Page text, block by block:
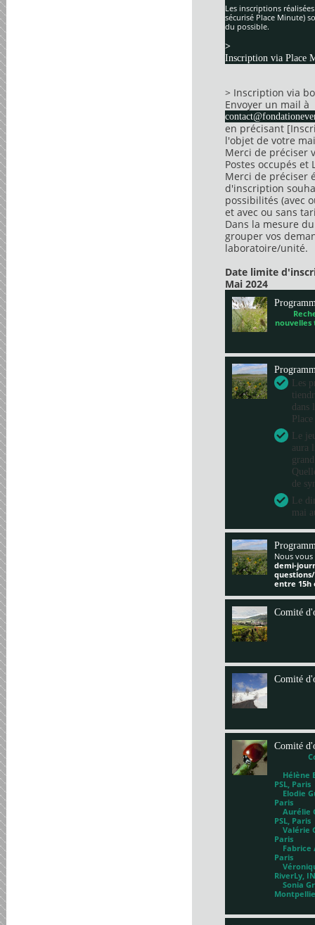
Les inscriptions
sécurisé Place Minute)
du possible.
>
Inscription via Place
> Inscription via
Envoyer un mail à
en précisant
l'objet de votre
Merci de préciser
Postes occupés et
Merci de préciser
d'inscription
possibilités (avec
et avec ou sans
Dans la mesure
grouper vos
laboratoire/unité.
Date limite
Mai 2024
nouvelles
Les
dans
Le
aura
de
Le
mai
Nous
demi-
entre 15h
Comité
Comité
Comité
Hélène
PSL, Paris
Elodie
Paris
Aurélie
PSL, Paris
Valérie
Paris
Fabrice
Paris
RiverLy,
Sonia